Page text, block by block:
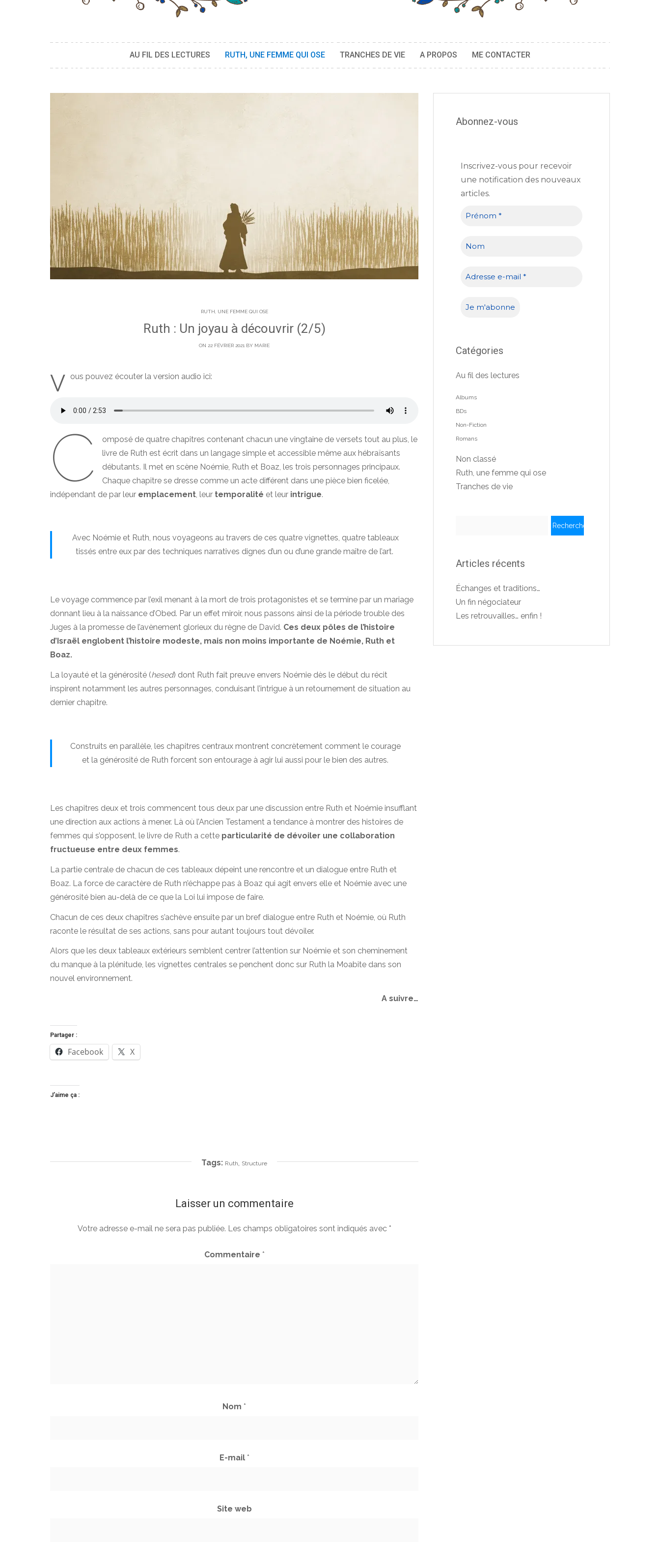
AU FIL DES LECTURES RUTH, UNE FEMME QUI OSE TRANCHES DE VIE A PROPOS ME CONTACTER
RUTH, UNE FEMME QUI OSE
Ruth : Un joyau à découvrir (2/5)
ON 22 FÉVRIER 2021 BY MARIE
V ous pouvez écouter la version audio ici:
C
omposé de quatre chapitres contenant chacun une vingtaine de versets tout au plus, le
livre de Ruth est écrit dans un langage simple et accessible même aux hébraïsants
débutants. Il met en scène Noémie, Ruth et Boaz, les trois personnages principaux.
Chaque chapitre se dresse comme un acte différent dans une pièce bien ficelée,
indépendant de par leur emplacement , leur temporalité et leur intrigue.
Avec Noémie et Ruth, nous voyageons au travers de ces quatre vignettes, quatre tableaux
tissés entre eux par des techniques narratives dignes d’un ou d’une grande maître de l’art.
Le voyage commence par l’exil menant à la mort de trois protagonistes et se termine par un mariage
donnant lieu à la naissance d’Obed. Par un effet miroir, nous passons ainsi de la période trouble des
Juges à la promesse de l’avènement glorieux du règne de David. Ces deux pôles de l’histoire
d’Israël englobent l’histoire modeste, mais non moins importante de Noémie, Ruth et
Boaz.
La loyauté et la générosité (hesed) dont Ruth fait preuve envers Noémie dès le début du récit
inspirent notamment les autres personnages, conduisant l’intrigue à un retournement de situation au
dernier chapitre.
Construits en parallèle, les chapitres centraux montrent concrètement comment le courage
et la générosité de Ruth forcent son entourage à agir lui aussi pour le bien des autres.
Les chapitres deux et trois commencent tous deux par une discussion entre Ruth et Noémie insufflant
une direction aux actions à mener. Là où l’Ancien Testament a tendance à montrer des histoires de
femmes qui s’opposent, le livre de Ruth a cette particularité de dévoiler une collaboration
fructueuse entre deux femmes.
La partie centrale de chacun de ces tableaux dépeint une rencontre et un dialogue entre Ruth et
Boaz. La force de caractère de Ruth n’échappe pas à Boaz qui agit envers elle et Noémie avec une
générosité bien au-delà de ce que la Loi lui impose de faire.
Chacun de ces deux chapitres s’achève ensuite par un bref dialogue entre Ruth et Noémie, où Ruth
raconte le résultat de ses actions, sans pour autant toujours tout dévoiler.
Alors que les deux tableaux extérieurs semblent centrer l’attention sur Noémie et son cheminement
du manque à la plénitude, les vignettes centrales se penchent donc sur Ruth la Moabite dans son
nouvel environnement.
A suivre…
Partager :
Facebook X
J’aime ça :
Tags: Ruth, Structure
Laisser un commentaire
Votre adresse e-mail ne sera pas publiée. Les champs obligatoires sont indiqués avec *
Commentaire *
Nom *
E-mail *
Site web
Abonnez-vous
Inscrivez-vous pour recevoir
une notification des nouveaux
articles.
Catégories
Au fil des lectures
Albums
BDs
Non-Fiction
Romans
Non classé
Ruth, une femme qui ose
Tranches de vie
Articles récents
Échanges et traditions…
Un fin négociateur
Les retrouvailles… enfin !